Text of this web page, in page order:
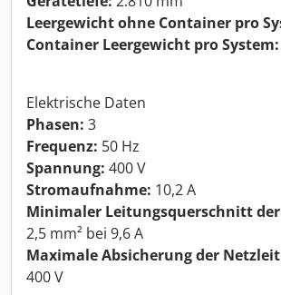
Leergewicht ohne Container pro
Container Leergewicht pro System:
Elektrische Daten
Phasen: 3
Frequenz: 50 Hz
Spannung: 400 V
Stromaufnahme: 10,2 A
Minimaler Leitungsquerschnitt
2,5 mm² bei 9,6 A
Maximale Absicherung der
400 V